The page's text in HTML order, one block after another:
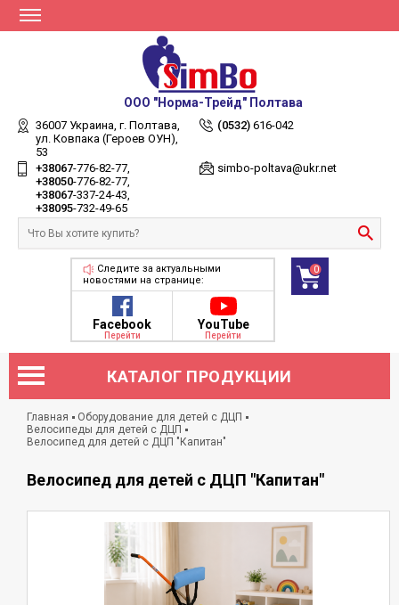
ООО "Норма-Трейд" Полтава
36007 Украина, г. Полтава,
ул. Ковпака (Героев ОУН),
53
(0532) 616-042
+38067-776-82-77
+38050-776-82-77
+38067-337-24-43
+38095-732-49-65
simbo-poltava@ukr.net
Следите за актуальными
новостями на странице:
Facebook
Перейти
YouTube
Перейти
0
Главная
Оборудование для детей с ДЦП
Велосипеды для детей с ДЦП
Велосипед для детей с ДЦП "Капитан"
Велосипед для детей с ДЦП "Капитан"
КАТАЛОГ ПРОДУКЦИИ